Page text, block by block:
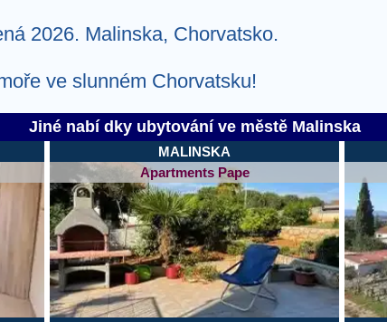
2026. Malinska, Chorvatsko.
ve slunném Chorvatsku!
Jiné nabí dky ubytování ve městě Malinska
MALINSKA
Apartments Pape